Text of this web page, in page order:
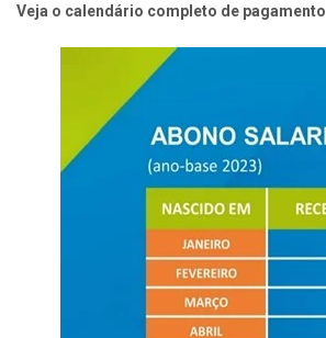
Veja o calendário completo de pagamento